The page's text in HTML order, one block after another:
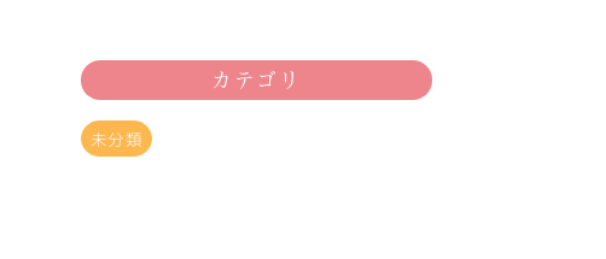
カテゴリ
未分類